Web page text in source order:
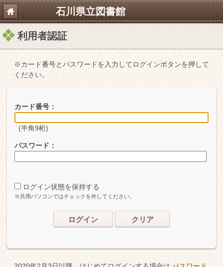
石川県立図書館
利用者認証
※カード番号とパスワードを入力してログインボタンを押して
ください。
カード番号：
(半角9桁)
パスワード：
ログイン状態を保持する
※共用パソコンではチェックを外してください。
ログイン クリア